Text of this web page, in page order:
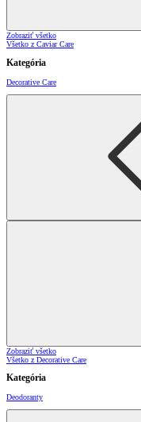
Zobraziť všetko
Všetko z Caviar Care
Kategória
Decorative Care
Zobraziť všetko
Všetko z Decorative Care
Kategória
Deodoranty